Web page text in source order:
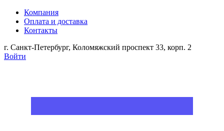
Компания
Оплата и доставка
Контакты
г. Санкт-Петербург, Коломяжский проспект 33, корп. 2
Войти